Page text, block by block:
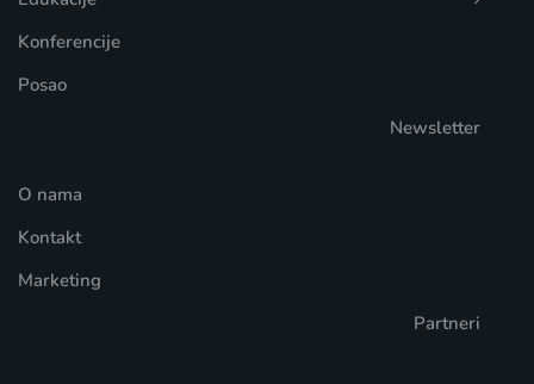
Konferencije
Posao
Newsletter
O nama
Kontakt
Marketing
Partneri